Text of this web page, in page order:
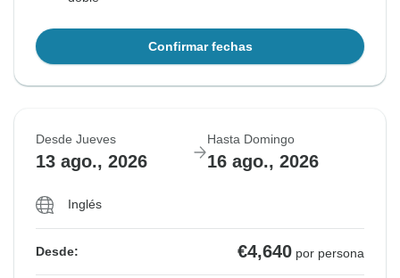
Confirmar fechas
Desde Jueves
13 ago., 2026
Hasta Domingo
16 ago., 2026
Inglés
Desde: €4,640 por persona